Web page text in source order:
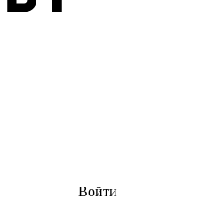
Войти